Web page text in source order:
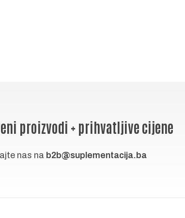
proizvodi + prihvatljive cijene
nas na b2b@suplementacija.ba